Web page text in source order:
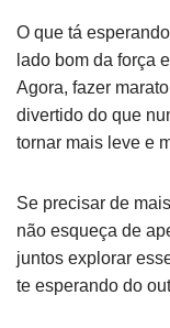
O que tá
lado bom da força
Agora, fazer
divertido do que
tornar mais leve e
Se precisar de
não esqueça de
juntos explorar
te esperando do